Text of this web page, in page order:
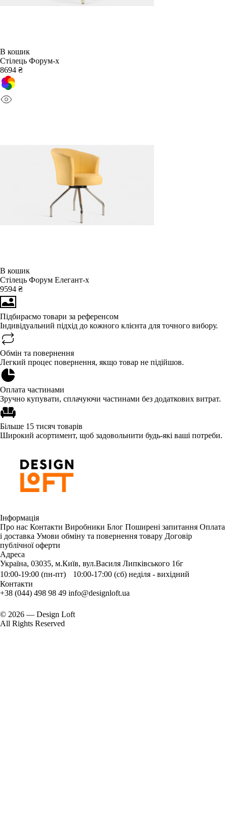
В кошик
Стілець Форум-х
8694 ₴
В кошик
Стілець Форум Елегант-х
9594 ₴
Підбираємо товари за референсом
Індивідуальний підхід до кожного клієнта для точного вибору.
Обмін та повернення
Легкий процес повернення, якщо товар не підійшов.
Оплата частинами
Зручно купувати, сплачуючи частинами без додаткових витрат.
Більше 15 тисяч товарів
Широкий асортимент, щоб задовольнити будь-які ваші потреби.
Інформація
Про нас Контакти Виробники Блог Поширені запитання Оплата
і доставка Умови обміну та повернення товару Договір
публічної оферти
Адреса
Україна, 03035, м.Київ, вул.Василя Липківського 16г
10:00-19:00 (пн-пт) 10:00-17:00 (сб) неділя - вихідний
Контакти
+38 (044) 498 98 49 info@designloft.ua
© 2026 — Design Loft
All Rights Reserved